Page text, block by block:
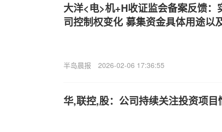
大洋<电>机+H收证监会备案反馈：
司控制权变化 募集资金具体用途以
半岛晨报 2026-02-06 17:36:55
华,联控,股：公司持续关注投资项目